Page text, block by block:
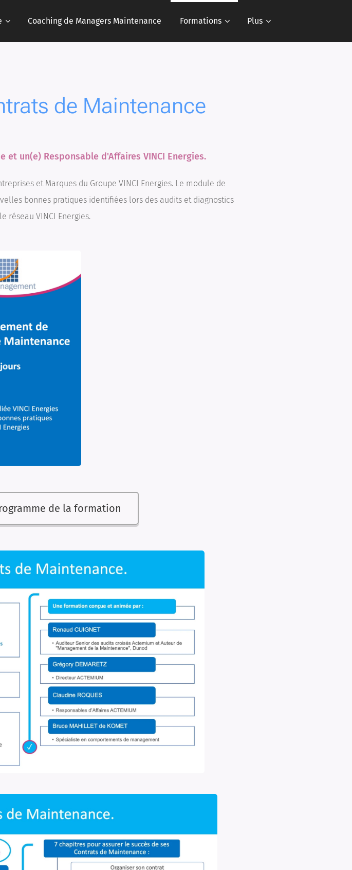
Coaching de Managers Maintenance Formations Plus
de Maintenance
un(e) Responsable d'Affaires VINCI Energies.
et Marques du Groupe VINCI Energies. Le module de
bonnes pratiques identifiées lors des audits et diagnostics
réseau VINCI Energies.
de la formation